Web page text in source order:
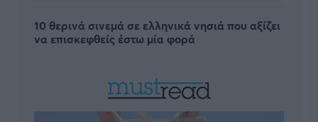
10 θερινά σινεμά σε ελληνικά νησιά που αξίζει
να επισκεφθείς έστω μία φορά